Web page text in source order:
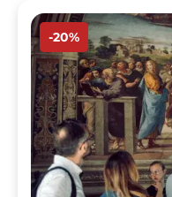
Imagen
-20%